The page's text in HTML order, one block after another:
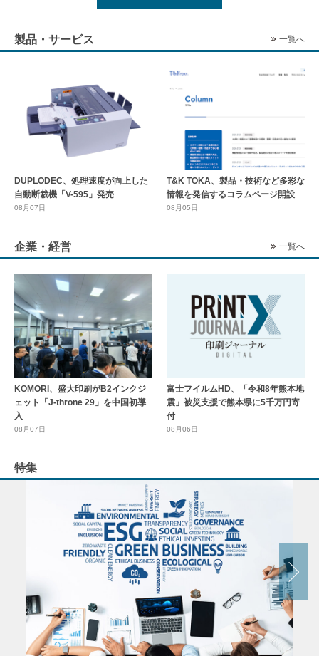
製品・サービス 一覧へ
DUPLODEC、処理速度が向上した
自動断裁機「V-595」発売
08月07日
T&K TOKA、製品・技術など多彩な
情報を発信するコラムページ開設
08月05日
企業・経営 一覧へ
KOMORI、盛大印刷がB2インクジ
ェット「J-throne 29」を中国初導
入
08月07日
富士フイルムHD、「令和8年熊本地
震」被災支援で熊本県に5千万円寄
付
08月06日
特集